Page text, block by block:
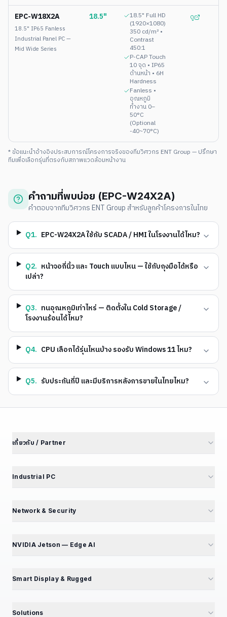
EPC-W18X2A
18.5" IP65 Fanless
Industrial Panel PC —
Mid Wide Series
18.5"
18.5" Full HD
(1920×1080)
350 cd/m² •
Contrast
450:1
P-CAP Touch
10 จุด • IP65
ด้านหน้า • 6H
Hardness
Fanless •
อุณหภูมิ
ทำงาน 0–
50°C
(Optional
-40~70°C)
ดู
* ข้อแนะนำอ้างอิงประสบการณ์โครงการจริงของทีมวิศวกร ENT Group — ปรึกษา
ทีมเพื่อเลือกรุ่นที่ตรงกับสภาพแวดล้อมหน้างาน
คำถามที่พบบ่อย (EPC-W24X2A)
คำตอบจากทีมวิศวกร ENT Group สำหรับลูกค้าโครงการในไทย
Q1. EPC-W24X2A ใช้กับ SCADA / HMI ในโรงงานได้ไหม?
Q2. หน้าจอกี่นิ้ว และ Touch แบบไหน — ใช้กับถุงมือได้หรือ
เปล่า?
Q3. ทนอุณหภูมิเท่าไหร่ — ติดตั้งใน Cold Storage /
โรงงานร้อนได้ไหม?
Q4. CPU เลือกได้รุ่นไหนบ้าง รองรับ Windows 11 ไหม?
Q5. รับประกันกี่ปี และมีบริการหลังการขายในไทยไหม?
เกี่ยวกับ / Partner
นักลงทุนสัมพันธ์
ร่วมงานกับเรา — เปิดรับ 5 ตำแหน่ง
Industrial PC
Mini PC — Office & SME
UPC Series — LEGO Modular
Network & Security
GT194L — 2.5G Best Seller
IPC090 — Xeon 10G SFP+
NVIDIA Jetson — Edge AI
📦 แคตตาล็อกผลิตภัณฑ์
Developer Kits
Smart Display & Rugged
15.6" Floor Kiosk (KD156B)
Solutions